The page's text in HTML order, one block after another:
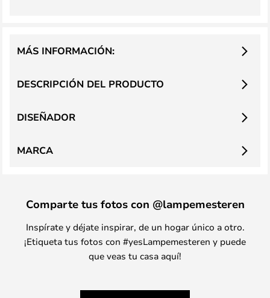
DESCRIPCIÓN DEL PRODUCTO
MÁS INFORMACIÓN:
DISEÑADOR
MARCA
Comparte tus fotos con @lampemesteren
Inspírate y déjate inspirar, de un hogar único a otro.
¡Etiqueta tus fotos con #yesLampemesteren y puede
que veas tu casa aquí!